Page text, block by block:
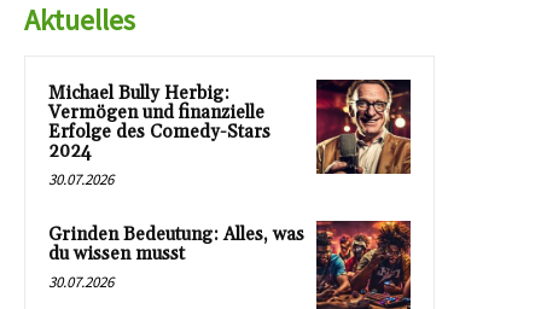
Aktuelles
Michael Bully Herbig:
Vermögen und finanzielle
Erfolge des Comedy-Stars
2024
30.07.2026
Grinden Bedeutung: Alles, was
du wissen musst
30.07.2026